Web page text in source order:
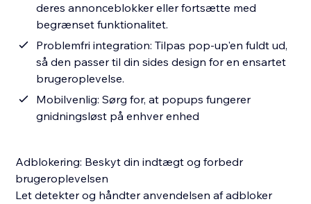
deres annonceblokker eller fortsætte med
begrænset funktionalitet.
Problemfri integration: Tilpas pop-up'en fuldt ud,
så den passer til din sides design for en ensartet
brugeroplevelse.
Mobilvenlig: Sørg for, at popups fungerer
gnidningsløst på enhver enhed
Adblokering: Beskyt din indtægt og forbedr
brugeroplevelsen
Let detekter og håndter anvendelsen af adbloker